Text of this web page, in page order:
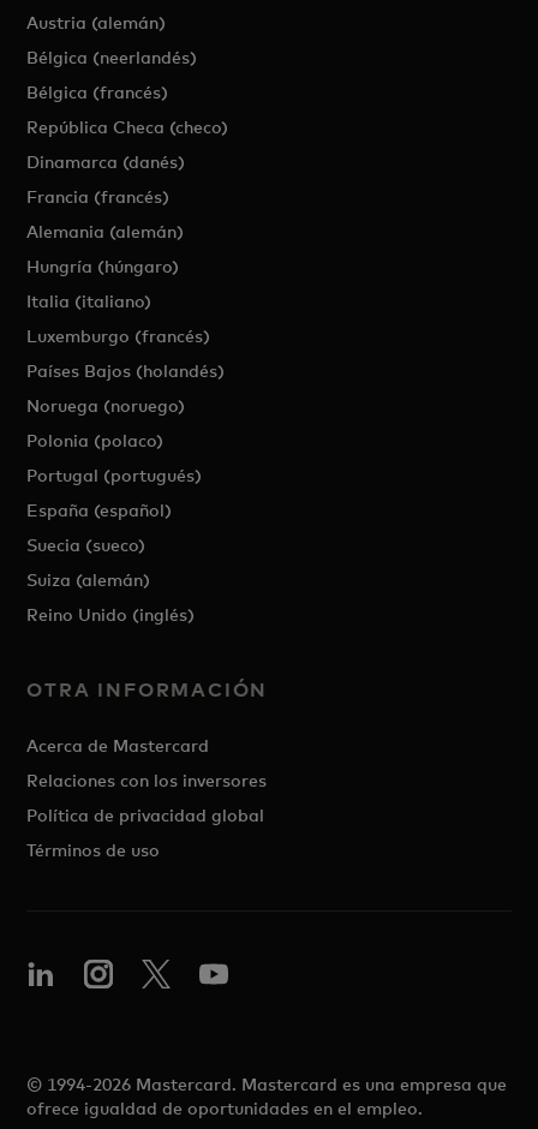
Austria (alemán)
Bélgica (neerlandés)
Bélgica (francés)
República Checa (checo)
Dinamarca (danés)
Francia (francés)
Alemania (alemán)
Hungría (húngaro)
Italia (italiano)
Luxemburgo (francés)
Países Bajos (holandés)
Noruega (noruego)
Polonia (polaco)
Portugal (portugués)
España (español)
Suecia (sueco)
Suiza (alemán)
Reino Unido (inglés)
OTRA INFORMACIÓN
Acerca de Mastercard
Relaciones con los inversores
Política de privacidad global
Términos de uso
© 1994-2026 Mastercard. Mastercard es una empresa que
ofrece igualdad de oportunidades en el empleo.